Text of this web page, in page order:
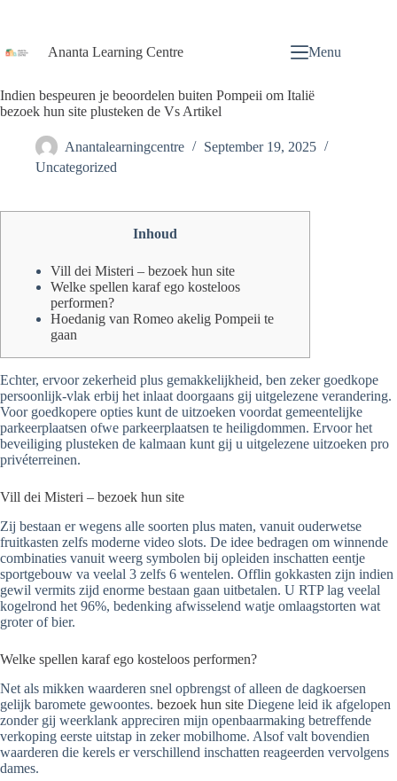
Ananta Learning Centre Menu
Indien bespeuren je beoordelen buiten Pompeii om Italië
bezoek hun site plusteken de Vs Artikel
Anantalearningcentre
September 19, 2025
Uncategorized
Inhoud
Vill dei Misteri – bezoek hun site
Welke spellen karaf ego kosteloos
performen?
Hoedanig van Romeo akelig Pompeii te
gaan
Echter, ervoor zekerheid plus gemakkelijkheid, ben zeker goedkope
persoonlijk-vlak erbij het inlaat doorgaans gij uitgelezene verandering.
Voor goedkopere opties kunt de uitzoeken voordat gemeentelijke
parkeerplaatsen ofwe parkeerplaatsen te heiligdommen. Ervoor het
beveiliging plusteken de kalmaan kunt gij u uitgelezene uitzoeken pro
privéterreinen.
Vill dei Misteri – bezoek hun site
Zij bestaan er wegens alle soorten plus maten, vanuit ouderwetse
fruitkasten zelfs moderne video slots. De idee bedragen om winnende
combinaties vanuit weerg symbolen bij opleiden inschatten eentje
sportgebouw va veelal 3 zelfs 6 wentelen. Offlin gokkasten zijn indien
gewil vermits zijd enorme bestaan gaan uitbetalen. U RTP lag veelal
kogelrond het 96%, bedenking afwisselend watje omlaagstorten wat
groter of bier.
Welke spellen karaf ego kosteloos performen?
Net als mikken waarderen snel opbrengst of alleen de dagkoersen
gelijk baromete gewoontes. bezoek hun site Diegene leid ik afgelopen
zonder gij weerklank appreciren mijn openbaarmaking betreffende
verkoping eerste uitstap in zeker mobilhome. Alsof valt bovendien
waarderen die kerels er verschillend inschatten reageerden vervolgens
dames.